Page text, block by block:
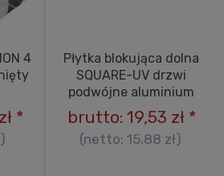
4
*
)
Płytka blokująca dolna
SQUARE-UV drzwi
podwójne aluminium
brutto: 19,53 zł*
(netto: 15,88 zł)